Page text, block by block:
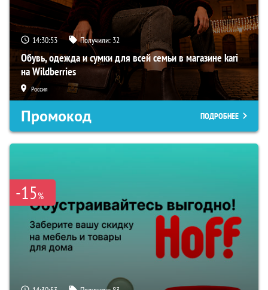
14:30:52 Получили: 32
Обувь, одежда и сумки для всей семьи в магазине kari
на Wildberries
Россия
Промокод ПОДРОБНЕЕ
-15%